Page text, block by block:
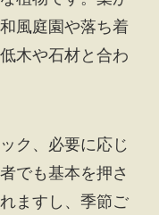
風庭園や落ち着
木や石材と合わ
ク、必要に応じ
でも基本を押さ
ますし、季節ご